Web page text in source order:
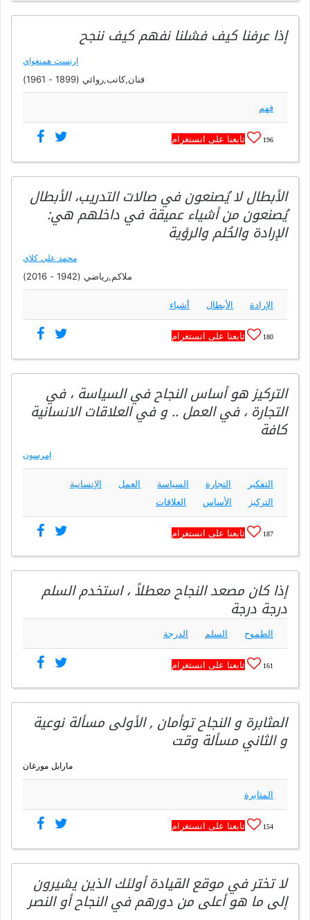
إذا عرفنا كيف فشلنا نفهم كيف ننجح
إرنست همنغواي
فنان,كاتب,روائي (1899 - 1961)
فهم
196 تابعنا على انستغرام
الأبطال لا يُصنعون في صالات التدريب، الأبطال
يُصنعون من أشياء عميقة في داخلهم هي:
الإرادة والحُلم والرؤية
محمد علي كلاي
ملاكم,رياضي (1942 - 2016)
الإرادة الأبطال أشياء
180 تابعنا على انستغرام
التركيز هو أساس النجاح في السياسة ، في
التجارة ، في العمل .. و في العلاقات الانسانية
كافة
إمرسون
التفكير التجارة السياسة العمل
الإنسانية
التركيز
الأساس العلاقات
187 تابعنا على انستغرام
إذا كان مصعد النجاح معطلاً ، استخدم السلم
درجة درجة
الطموح السلم الدرجة
161 تابعنا على انستغرام
المثابرة و النجاح توأمان , الأولى مسألة نوعية
و الثاني مسألة وقت
مارابل مورغان
المثابرة
154 تابعنا على انستغرام
لا تختر في موقع القيادة أولئك الذين يشيرون
إلى ما هو أعلى من دورهم في النجاح أو النصر